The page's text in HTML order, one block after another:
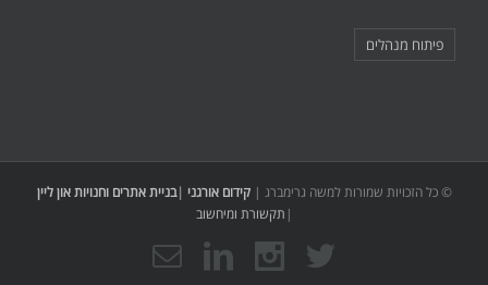
פיתוח מנהלים
© כל הזכויות שמורות למשה גרימברג | קידום אורגני |בניית אתרים וחנויות און ליין
| תקשורת ומיחשוב